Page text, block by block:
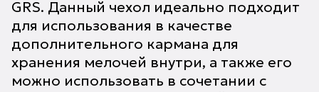
GRS. Данный чехол идеально подходит
для использования в качестве
дополнительного кармана для
хранения мелочей внутри, а также его
можно использовать в сочетании с